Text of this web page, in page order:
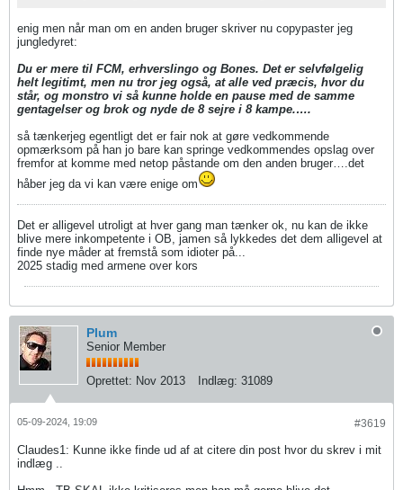
enig men når man om en anden bruger skriver nu copypaster jeg
jungledyret:
Du er mere til FCM, erhverslingo og Bones. Det er selvfølgelig
helt legitimt, men nu tror jeg også, at alle ved præcis, hvor du
står, og monstro vi så kunne holde en pause med de samme
gentagelser og brok og nyde de 8 sejre i 8 kampe.​….
så tænkerjeg egentligt det er fair nok at gøre vedkommende
opmærksom på han jo bare kan springe vedkommendes opslag over
fremfor at komme med netop påstande om den anden bruger….det
håber jeg da vi kan være enige om
Det er alligevel utroligt at hver gang man tænker ok, nu kan de ikke
blive mere inkompetente i OB, jamen så lykkedes det dem alligevel at
finde nye måder at fremstå som idioter på...
2025 stadig med armene over kors
Plum
Senior Member
Oprettet: Nov 2013 Indlæg: 31089
#3619
05-09-2024, 19:09
Claudes1: Kunne ikke finde ud af at citere din post hvor du skrev i mit
indlæg ..